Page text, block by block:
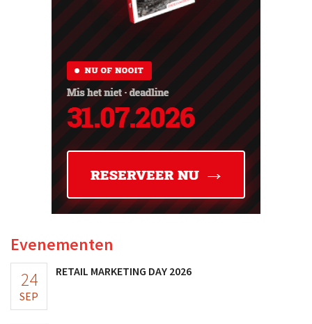
Evenementen
24
SEP
RETAIL MARKETING DAY 2026